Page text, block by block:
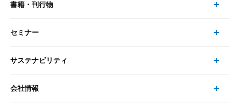
最新のレポート・コラム
研究員・コンサルタント トップ
研究員
書籍・刊行物
書籍・刊行物 トップ
書籍
セミナー
セミナー トップ
現在受付中のセミナー・イベント
サステナビリティ
サステナビリティの取り組み
会社情報